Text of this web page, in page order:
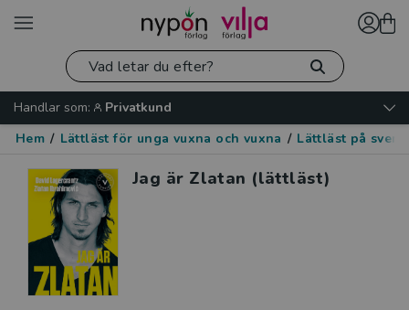
Handlar som:
Privatkund
Hem / Lättläst för unga vuxna och vuxna / Lättläst på
Jag är Zlatan (lättläst)